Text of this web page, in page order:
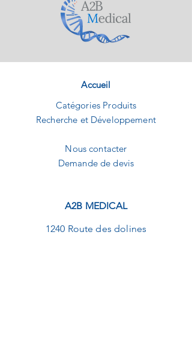
Accueil
Catégories Produits
Recherche et Développement
Nous contacter
Demande de devis
A2B MEDICAL
1240 Route des dolines